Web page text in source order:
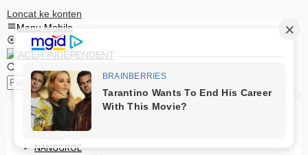
Loncat ke konten
Menu Mobile
HOME
PRO OTONOMI
NANGGROE